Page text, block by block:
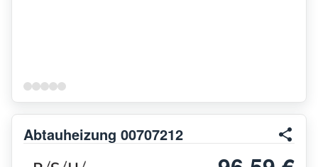
Abtauheizung 00707212